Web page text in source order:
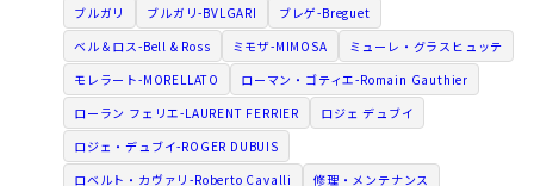
ブルガリ
ブルガリ-BVLGARI
ブレゲ-Breguet
ベル＆ロス-Bell & Ross
ミモザ-MIMOSA
ミューレ・グラスヒュッテ
モレラート-MORELLATO
ローマン・ゴティエ-Romain Gauthier
ローラン フェリエ-LAURENT FERRIER
ロジェ デュブイ
ロジェ・デュブイ-ROGER DUBUIS
ロベルト・カヴァリ-Roberto Cavalli
修理・メンテナンス